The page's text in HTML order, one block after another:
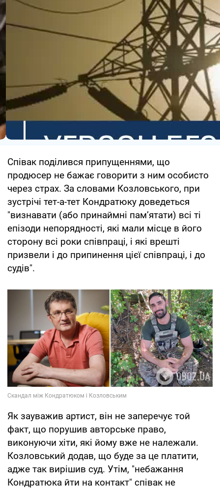
Співак поділився припущеннями, що
продюсер не бажає говорити з ним особисто
через страх. За словами Козловського, при
зустрічі тет-а-тет Кондратюку доведеться
"визнавати (або принаймні пам’ятати) всі ті
епізоди непорядності, які мали місце в його
сторону всі роки співпраці, і які врешті
призвели і до припинення цієї співпраці, і до
судів".
Як зауважив артист, він не заперечує той
факт, що порушив авторське право,
виконуючи хіти, які йому вже не належали.
Козловський додав, що буде за це платити,
адже так вирішив суд. Утім, "небажання
Кондратюка йти на контакт" співак не